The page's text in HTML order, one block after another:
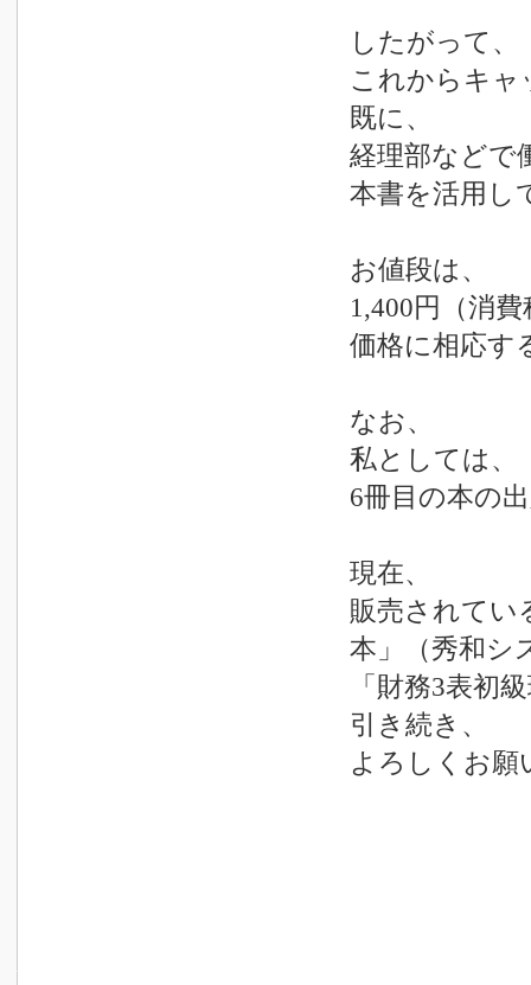
したがって、
これからキャ
既に、
経理部などで
本書を活用し
お値段は、
1,400円（消
価格に相応す
なお、
私としては、
6冊目の本の
現在、
販売されてい
本」（秀和シ
「財務3表初
引き続き、
よろしくお願